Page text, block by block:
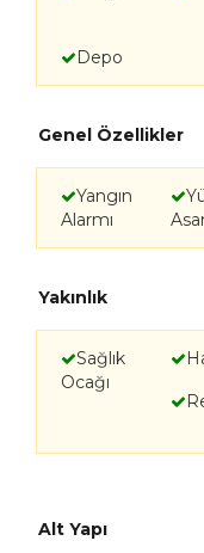
Depo
Genel Özellikler
Yangın
Alarmı
Yakınlık
Sağlık
Ocağı
Alt Yapı